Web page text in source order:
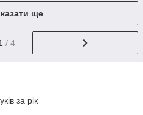
ще
/ 4
за рік